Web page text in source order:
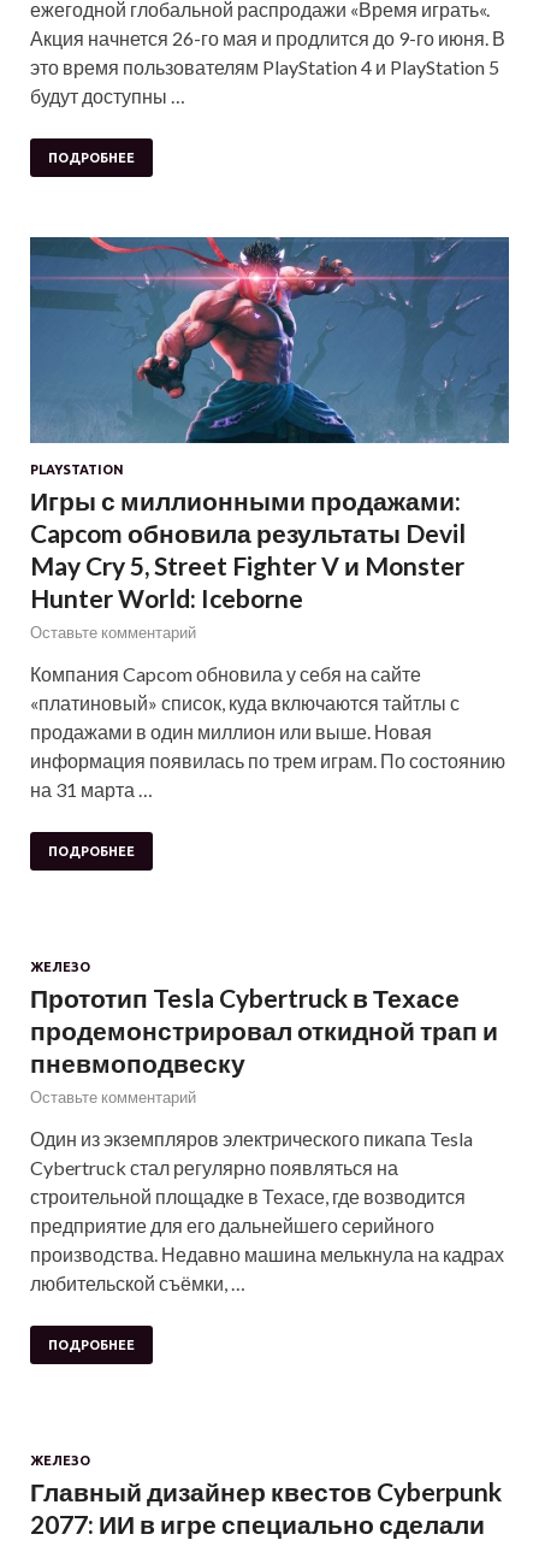
ежегодной глобальной распродажи «Время играть«.
Акция начнется 26-го мая и продлится до 9-го июня. В
это время пользователям PlayStation 4 и PlayStation 5
будут доступны …
ПОДРОБНЕЕ
PLAYSTATION
Игры с миллионными продажами:
Capcom обновила результаты Devil
May Cry 5, Street Fighter V и Monster
Hunter World: Iceborne
Оставьте комментарий
Компания Capcom обновила у себя на сайте
«платиновый» список, куда включаются тайтлы с
продажами в один миллион или выше. Новая
информация появилась по трем играм. По состоянию
на 31 марта …
ПОДРОБНЕЕ
ЖЕЛЕЗО
Прототип Tesla Cybertruck в Техасе
продемонстрировал откидной трап и
пневмоподвеску
Оставьте комментарий
Один из экземпляров электрического пикапа Tesla
Cybertruck стал регулярно появляться на
строительной площадке в Техасе, где возводится
предприятие для его дальнейшего серийного
производства. Недавно машина мелькнула на кадрах
любительской съёмки, …
ПОДРОБНЕЕ
ЖЕЛЕЗО
Главный дизайнер квестов Cyberpunk
2077: ИИ в игре специально сделали